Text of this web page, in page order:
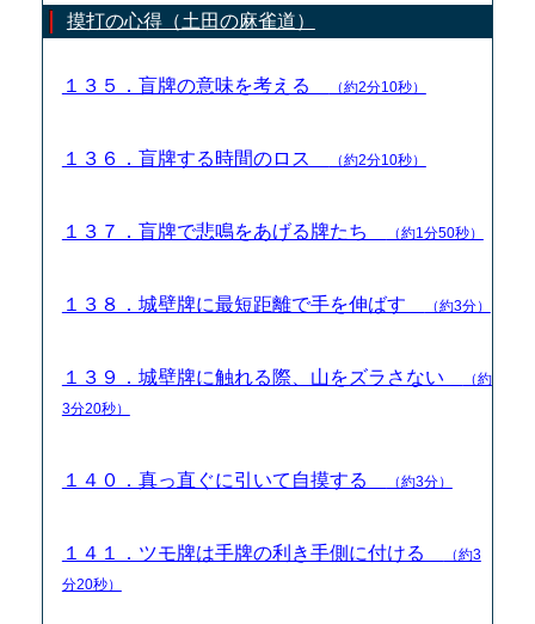
摸打の心得（土田の麻雀道）
１３５．盲牌の意味を考える （約2分10秒）
１３６．盲牌する時間のロス （約2分10秒）
１３７．盲牌で悲鳴をあげる牌たち （約1分50秒）
１３８．城壁牌に最短距離で手を伸ばす （約3分）
１３９．城壁牌に触れる際、山をズラさない
（約
3分20秒）
１４０．真っ直ぐに引いて自摸する （約3分）
１４１．ツモ牌は手牌の利き手側に付ける
（約3
分20秒）